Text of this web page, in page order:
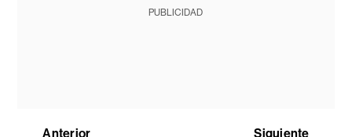
PUBLICIDAD
Anterior Siguiente